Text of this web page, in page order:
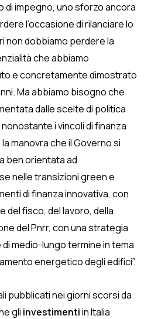
di impegno, uno sforzo ancora
l’occasione di rilanciare lo
non dobbiamo perdere la
che abbiamo
e concretamente dimostrato
Ma abbiamo bisogno che
dalle scelte di politica
i vincoli di finanza
manovra che il Governo si
ben orientata ad
nelle transizioni green e
di finanza innovativa, con
del fisco, del lavoro, della
del Pnrr, con una strategia
medio-lungo termine in tema
energetico degli edifici”.
pubblicati nei giorni scorsi da
gli investimentiin Italia